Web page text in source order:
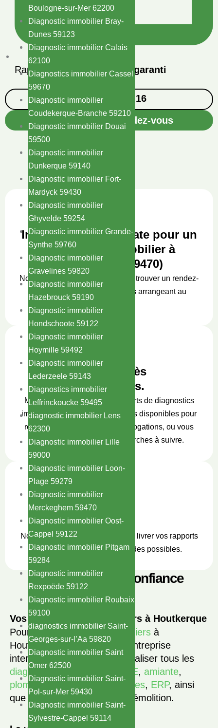
Boulogne-sur-Mer 62200
Diagnostic immobilier Bray-
Dunes 59123
Diagnostic immobilier Calais
62100
Diagnostics immobilier Cassel
59670
Diagnostic immobilier
Coudekerque-Branche 59210
Diagnostic immobilier Douai
59500
Diagnostic immobilier
Dunkerque 59140
Diagnostic immobilier Fort-
Mardyck 59430
Diagnostic immobilier
Ghyvelde 59254
Diagnostic immobilier Grande-
Synthe 59760
Diagnostic immobilier
Gravelines 59820
Diagnostic immobilier
Hazebrouck 59190
Diagnostic immobilier
Hondschoote 59122
Diagnostic immobilier
Hoymille 59492
Diagnostic immobilier
Lederzeele 59143
Diagnostics immobilier
Leffrinckoucke 59495
diagnostic immobilier Lens
62300
Diagnostic immobilier Lille
59000
Diagnostic immobilier Loon-
Plage 59279
Diagnostic immobilier
Merckeghem 59470
Diagnostic immobilier Oost-
Cappel 59122
Diagnostic immobilier Pitgam
59284
Diagnostic immobilier
Rexpoëde 59122
Diagnostic immobilier Roubaix
59100
diagnostics immobilier Saint-
Georges-sur-l’Aa 59820
Diagnostic immobilier Saint
Omer 62500
Diagnostic immobilier Saint-
Pol-sur-Mer 59430
Diagnostic immobilier Saint-
Sylvestre-Cappel 59114
Rapport en48h maximum garanti
09 75 99 47 16
Devis gratuit / Rendez-vous
Intervention immédiate pour un
Diagnostic immobilier à
Houtkerque (59470)
Nous nous engageons à toujours trouver un rendez-
vous dans un délai court, vous arrangeant au
Service après
vente inclus.
Même après le rendu des rapports de diagnostics
immobiliers, nous serons toujours disponibles pour
répondre à vos questions, interrogations, ou vous
accompagner dans les démarches à suivre.
Rapport
sous 48h
Nous nous engageons toujours à livrer vos rapports
dans les délais les plus rapides possibles.
Ils nous ont fait confiance
Vos diagnostics immobiliers à Houtkerque
Pour vosdiagnostics immobiliers à
Houtkerque (59470), notre entreprise
intervient rapidement pour réaliser tous les
diagnostics obligatoires
DPE, amiante,
plomb,gaz,électricité ,termites, ERP, ainsi
que ceux avant travaux ou démolition.